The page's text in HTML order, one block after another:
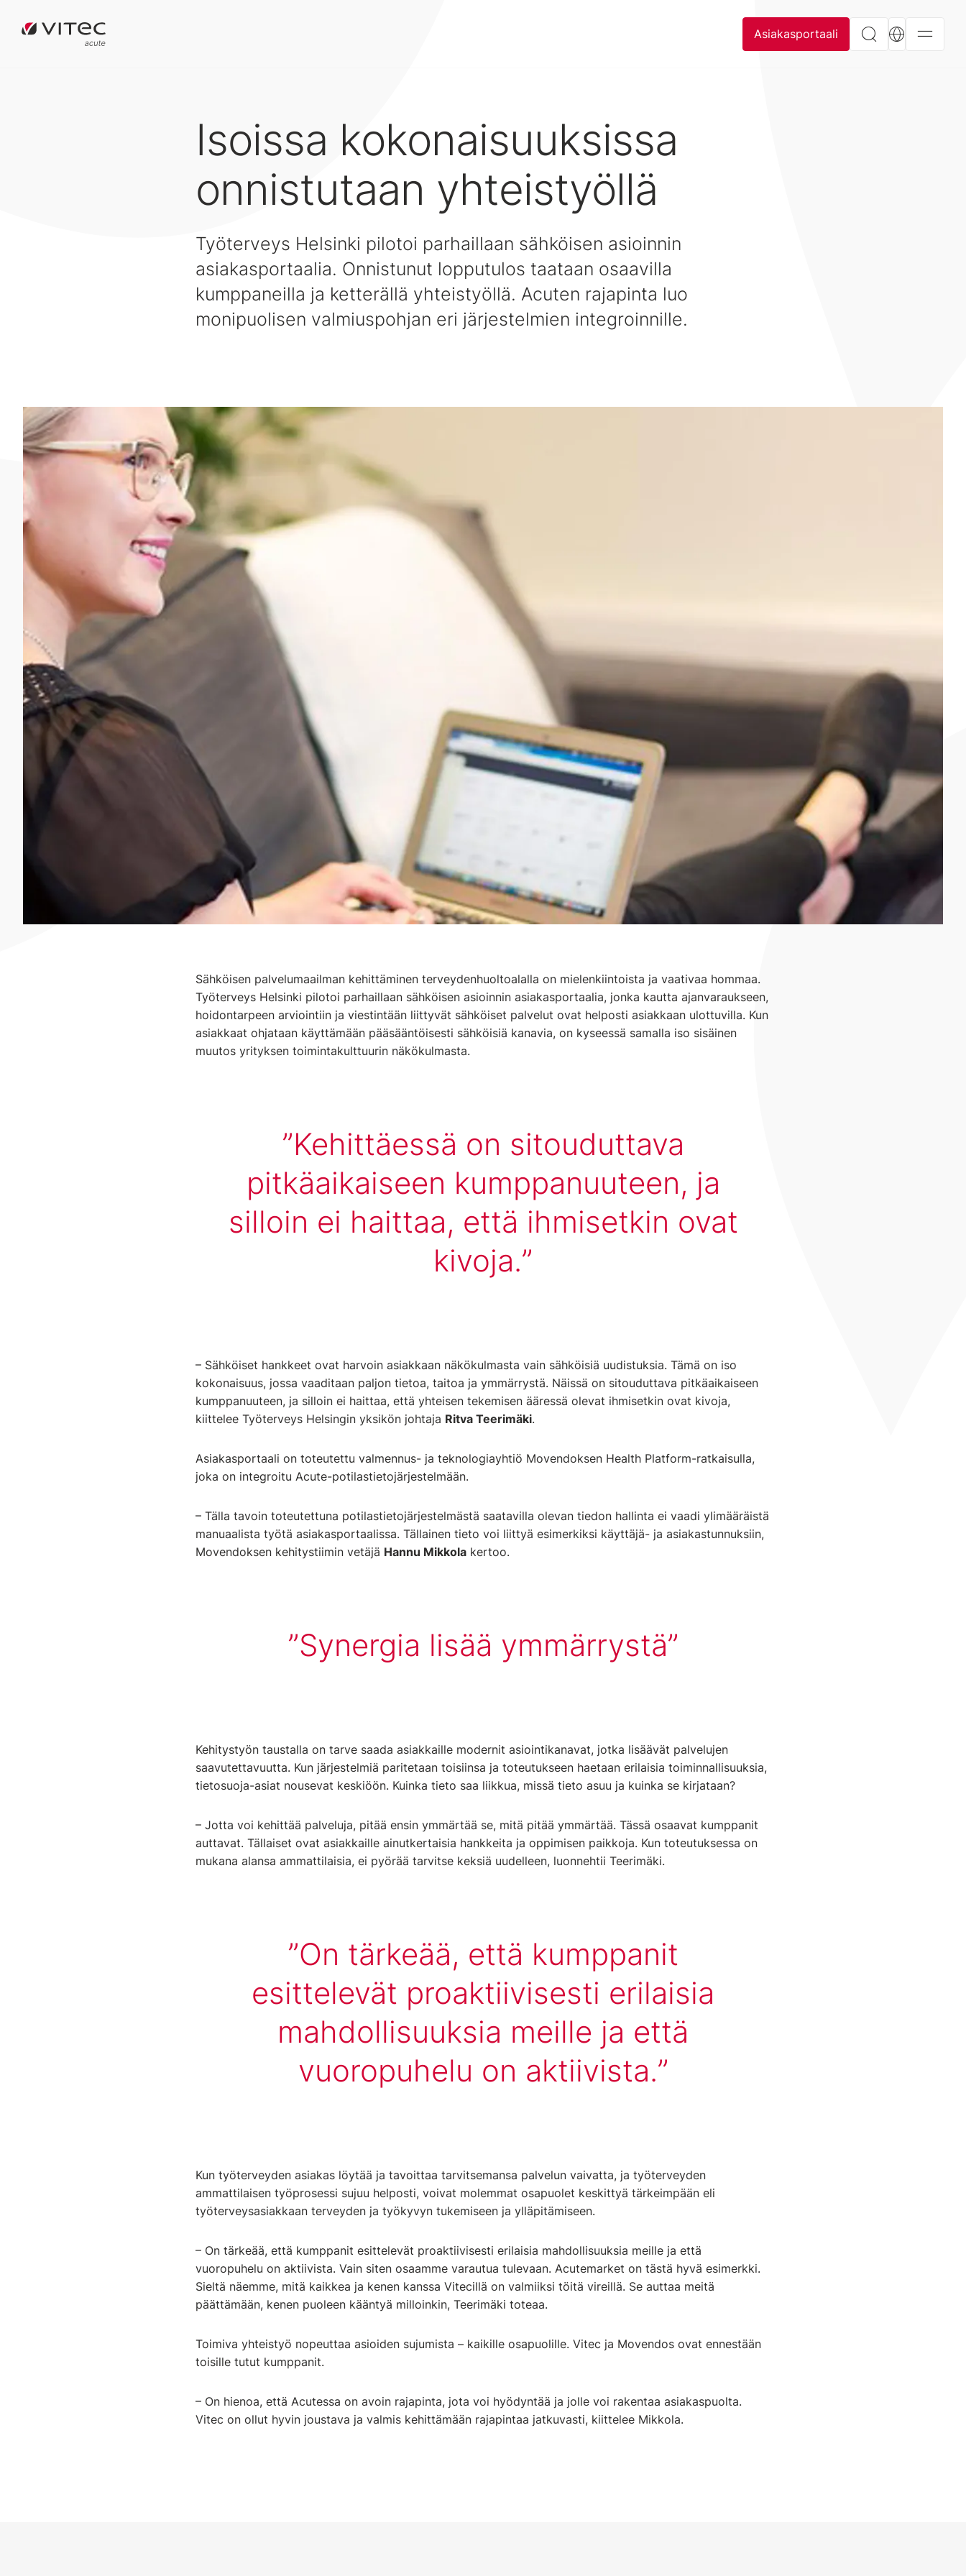
Asiakasportaali
Isoissa kokonaisuuksissa
onnistutaan yhteistyöllä
Työterveys Helsinki pilotoi parhaillaan sähköisen asioinnin
asiakasportaalia. Onnistunut lopputulos taataan osaavilla
kumppaneilla ja ketterällä yhteistyöllä. Acuten rajapinta luo
monipuolisen valmiuspohjan eri järjestelmien integroinnille.
Sähköisen palvelumaailman kehittäminen terveydenhuoltoalalla on mielenkiintoista ja vaativaa hommaa.
Työterveys Helsinki pilotoi parhaillaan sähköisen asioinnin asiakasportaalia, jonka kautta ajanvaraukseen,
hoidontarpeen arviointiin ja viestintään liittyvät sähköiset palvelut ovat helposti asiakkaan ulottuvilla. Kun
asiakkaat ohjataan käyttämään pääsääntöisesti sähköisiä kanavia, on kyseessä samalla iso sisäinen
muutos yrityksen toimintakulttuurin näkökulmasta.
Kehittäessä on sitouduttava
pitkäaikaiseen kumppanuuteen, ja
silloin ei haittaa, että ihmisetkin ovat
kivoja.
– Sähköiset hankkeet ovat harvoin asiakkaan näkökulmasta vain sähköisiä uudistuksia. Tämä on iso
kokonaisuus, jossa vaaditaan paljon tietoa, taitoa ja ymmärrystä. Näissä on sitouduttava pitkäaikaiseen
kumppanuuteen, ja silloin ei haittaa, että yhteisen tekemisen ääressä olevat ihmisetkin ovat kivoja,
kiittelee Työterveys Helsingin yksikön johtaja Ritva Teerimäki.
Asiakasportaali on toteutettu valmennus- ja teknologiayhtiö Movendoksen Health Platform-ratkaisulla,
joka on integroitu Acute-potilastietojärjestelmään.
– Tälla tavoin toteutettuna potilastietojärjestelmästä saatavilla olevan tiedon hallinta ei vaadi ylimääräistä
manuaalista työtä asiakasportaalissa. Tällainen tieto voi liittyä esimerkiksi käyttäjä- ja asiakastunnuksiin,
Movendoksen kehitystiimin vetäjä Hannu Mikkola kertoo.
Synergia lisää ymmärrystä
Kehitystyön taustalla on tarve saada asiakkaille modernit asiointikanavat, jotka lisäävät palvelujen
saavutettavuutta. Kun järjestelmiä paritetaan toisiinsa ja toteutukseen haetaan erilaisia toiminnallisuuksia,
tietosuoja-asiat nousevat keskiöön. Kuinka tieto saa liikkua, missä tieto asuu ja kuinka se kirjataan?
– Jotta voi kehittää palveluja, pitää ensin ymmärtää se, mitä pitää ymmärtää. Tässä osaavat kumppanit
auttavat. Tällaiset ovat asiakkaille ainutkertaisia hankkeita ja oppimisen paikkoja. Kun toteutuksessa on
mukana alansa ammattilaisia, ei pyörää tarvitse keksiä uudelleen, luonnehtii Teerimäki.
On tärkeää, että kumppanit
esittelevät proaktiivisesti erilaisia
mahdollisuuksia meille ja että
vuoropuhelu on aktiivista.
Kun työterveyden asiakas löytää ja tavoittaa tarvitsemansa palvelun vaivatta, ja työterveyden
ammattilaisen työprosessi sujuu helposti, voivat molemmat osapuolet keskittyä tärkeimpään eli
työterveysasiakkaan terveyden ja työkyvyn tukemiseen ja ylläpitämiseen.
– On tärkeää, että kumppanit esittelevät proaktiivisesti erilaisia mahdollisuuksia meille ja että
vuoropuhelu on aktiivista. Vain siten osaamme varautua tulevaan. Acutemarket on tästä hyvä esimerkki.
Sieltä näemme, mitä kaikkea ja kenen kanssa Vitecillä on valmiiksi töitä vireillä. Se auttaa meitä
päättämään, kenen puoleen kääntyä milloinkin, Teerimäki toteaa.
Toimiva yhteistyö nopeuttaa asioiden sujumista – kaikille osapuolille. Vitec ja Movendos ovat ennestään
toisille tutut kumppanit.
– On hienoa, että Acutessa on avoin rajapinta, jota voi hyödyntää ja jolle voi rakentaa asiakaspuolta.
Vitec on ollut hyvin joustava ja valmis kehittämään rajapintaa jatkuvasti, kiittelee Mikkola.